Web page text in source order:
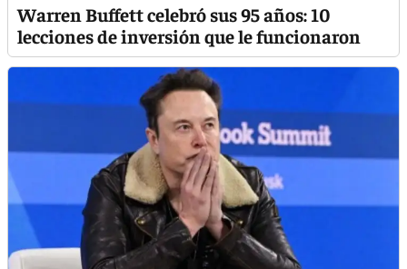
Warren Buffett celebró sus 95 años: 10
lecciones de inversión que le funcionaron